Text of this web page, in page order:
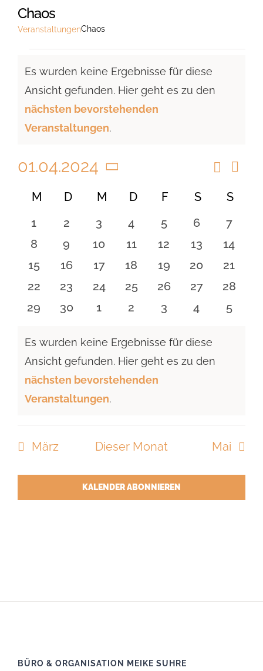
Chaos
VeranstaltungenChaos
Hinweis
Es wurden keine Ergebnisse für diese
Ansicht gefunden. Hier geht es zu den
nächsten bevorstehenden
Veranstaltungen.
Suche
Suche
Monat
01.04.2024
Datum
wählen.
Kalender
von
Veranstaltungen
M MONTAG
D DIENSTAG
M MITTWOCH
D DONNERSTAG
F FREITAG
SSAMSTAG
S
0
Veranstaltungen
1
0
Veranstaltungen
2
0
Veranstaltungen
3
0
Veranstaltungen
4
0
Veranstaltungen
5
0
6
0
7
0
Veranstaltungen
8
0
Veranstaltungen
9
0
Veranstaltungen
10
0
Veranstaltungen
11
0
Veranstaltungen
12
0
13
0
14
0
Veranstaltungen
15
0
Veranstaltungen
16
0
Veranstaltungen
17
0
Veranstaltungen
18
0
Veranstaltungen
19
0
20
0
21
0
Veranstaltungen
22
0
Veranstaltungen
23
0
Veranstaltungen
24
0
Veranstaltungen
25
0
Veranstaltungen
26
0
27
0
28
0
29
0
30
0
1
0
2
0
3
0
4
0
5
Hinweis
Es wurden keine Ergebnisse für diese
Ansicht gefunden. Hier geht es zu den
nächsten bevorstehenden
Veranstaltungen.
März Dieser Monat Mai
KALENDER ABONNIEREN
BÜRO & ORGANISATION MEIKE SUHRE